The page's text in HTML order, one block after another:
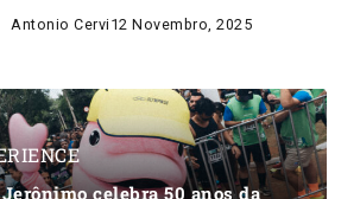
Antonio Cervi 12 Novembro, 2025
celebra 50 anos da